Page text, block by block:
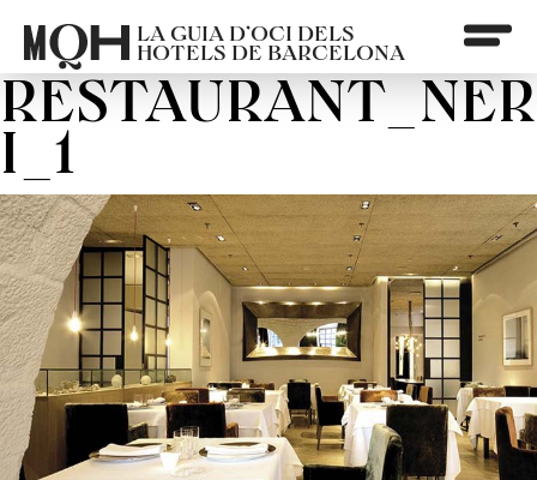
LA GUIA D’OCI DELS
HOTELS DE BARCELONA
RESTAURANT_NER
I_1